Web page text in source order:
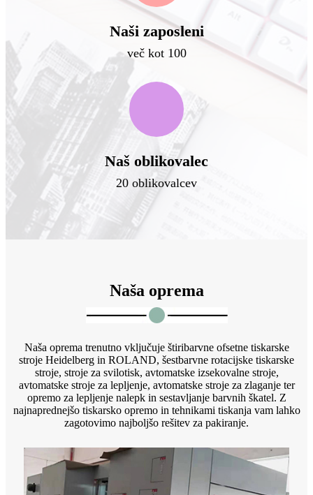
Naši zaposleni
več kot 100
Naš oblikovalec
20 oblikovalcev
Naša oprema
Naša oprema trenutno vključuje štiribarvne ofsetne tiskarske
stroje Heidelberg in ROLAND, šestbarvne rotacijske tiskarske
stroje, stroje za svilotisk, avtomatske izsekovalne stroje,
avtomatske stroje za lepljenje, avtomatske stroje za zlaganje ter
opremo za lepljenje nalepk in sestavljanje barvnih škatel. Z
najnaprednejšo tiskarsko opremo in tehnikami tiskanja vam lahko
zagotovimo najboljšo rešitev za pakiranje.